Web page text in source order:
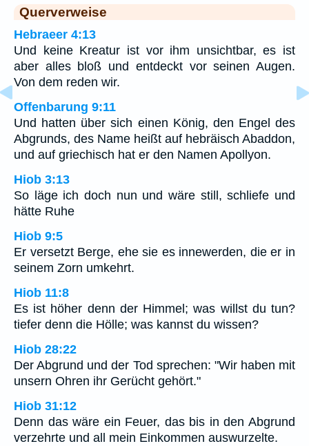
Querverweise
Hebraeer 4:13
Und keine Kreatur ist vor ihm unsichtbar, es ist
aber alles bloß und entdeckt vor seinen Augen.
Von dem reden wir.
Offenbarung 9:11
Und hatten über sich einen König, den Engel des
Abgrunds, des Name heißt auf hebräisch Abaddon,
und auf griechisch hat er den Namen Apollyon.
Hiob 3:13
So läge ich doch nun und wäre still, schliefe und
hätte Ruhe
Hiob 9:5
Er versetzt Berge, ehe sie es innewerden, die er in
seinem Zorn umkehrt.
Hiob 11:8
Es ist höher denn der Himmel; was willst du tun?
tiefer denn die Hölle; was kannst du wissen?
Hiob 28:22
Der Abgrund und der Tod sprechen: "Wir haben mit
unsern Ohren ihr Gerücht gehört."
Hiob 31:12
Denn das wäre ein Feuer, das bis in den Abgrund
verzehrte und all mein Einkommen auswurzelte.